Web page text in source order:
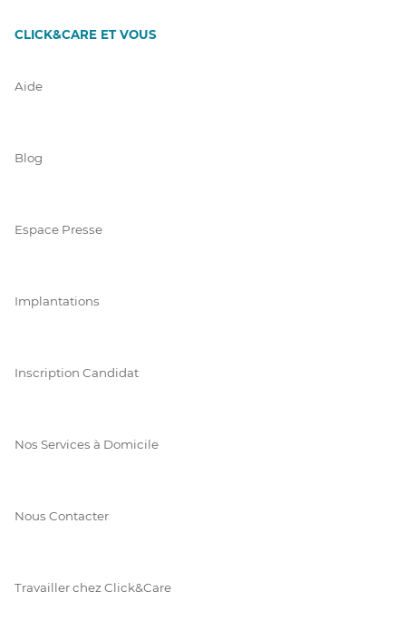
CLICK&CARE ET VOUS
Aide
Blog
Espace Presse
Implantations
Inscription Candidat
Nos Services à Domicile
Nous Contacter
Travailler chez Click&Care